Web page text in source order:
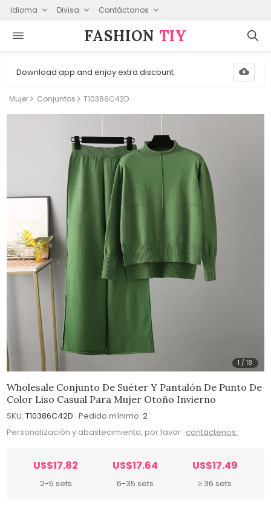
Idioma Divisa Contáctanos
FASHION⁠ TIY
Download app and enjoy extra discount
Mujer Conjuntos T10386C42D
1 /18
Wholesale Conjunto De Suéter Y Pantalón De Punto De
Color Liso Casual Para Mujer Otoño Invierno
SKU: T10386C42D Pedido mínimo: 2
Personalización y abastecimiento, por favor contáctenos.
US$17.82
2-5 sets
US$17.64
6-35 sets
US$17.49
≥ 36 sets